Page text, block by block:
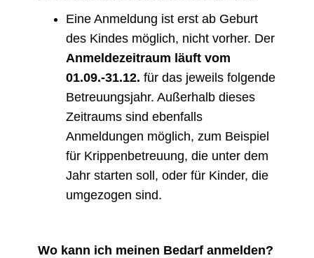
Eine Anmeldung ist erst ab Geburt
des Kindes möglich, nicht vorher. Der
Anmeldezeitraum läuft vom
01.09.-31.12. für das jeweils folgende
Betreuungsjahr. Außerhalb dieses
Zeitraums sind ebenfalls
Anmeldungen möglich, zum Beispiel
für Krippenbetreuung, die unter dem
Jahr starten soll, oder für Kinder, die
umgezogen sind.
Wo kann ich meinen Bedarf anmelden?